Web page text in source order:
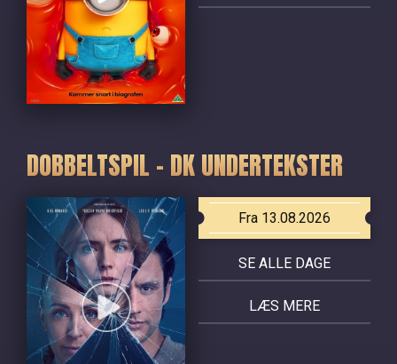
DOBBELTSPIL - DK UNDERTEKSTER
Fra 13.08.2026
SE ALLE DAGE
LÆS MERE